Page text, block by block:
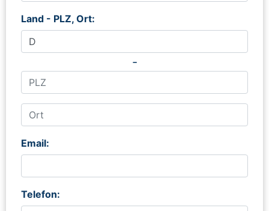
Land - PLZ, Ort:
-
Email:
Telefon: